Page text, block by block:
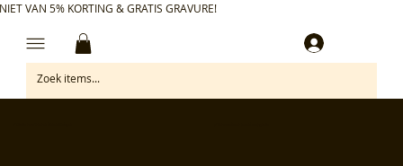
VAN 5% KORTING & GRATIS GRAVURE!